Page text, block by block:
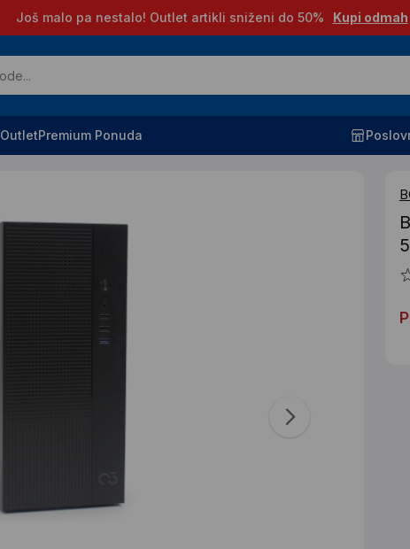
Još malo pa nestalo! Outlet artikli sniženi do 50% Kupi odmah
OutletPremium Ponuda